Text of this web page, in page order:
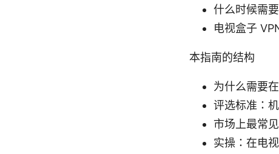
什么时候需
电视盒子
本指南的结构
为什么需要
评选标准：
市场上最常
实操：在电